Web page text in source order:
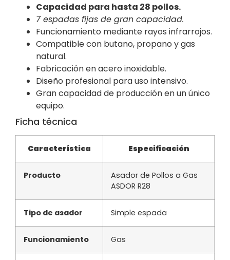
Capacidad para hasta 28 pollos.
7 espadas fijas de gran capacidad.
Funcionamiento mediante rayos infrarrojos.
Compatible con butano, propano y gas
natural.
Fabricación en acero inoxidable.
Diseño profesional para uso intensivo.
Gran capacidad de producción en un único
equipo.
Ficha técnica
Característica Especificación
Producto
Asador de Pollos a Gas
ASDOR R28
Tipo de asador Simple espada
Funcionamiento Gas